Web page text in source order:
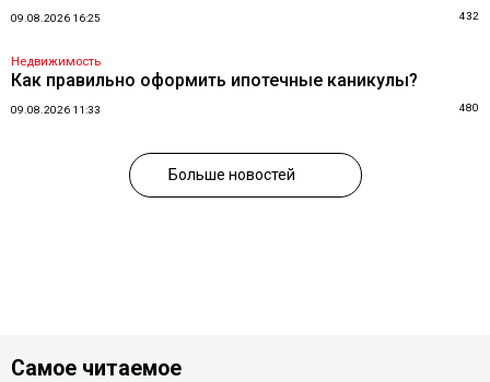
09.08.2026 16:25 432
Недвижимость
Как правильно оформить ипотечные каникулы?
09.08.2026 11:33 480
Больше новостей
Самое читаемое